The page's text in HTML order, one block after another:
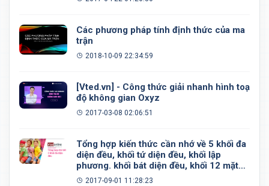
Các phương pháp tính định thức của ma
trận
2018-10-09 22:34:59
[Vted.vn] - Công thức giải nhanh hình toạ
độ không gian Oxyz
2017-03-08 02:06:51
Tổng hợp kiến thức cần nhớ về 5 khối đa
diện đều, khối tứ diện đều, khối lập
phương. khối bát diện đều, khối 12 mặt
đều, khối 20 mặt đều
2017-09-01 11:28:23